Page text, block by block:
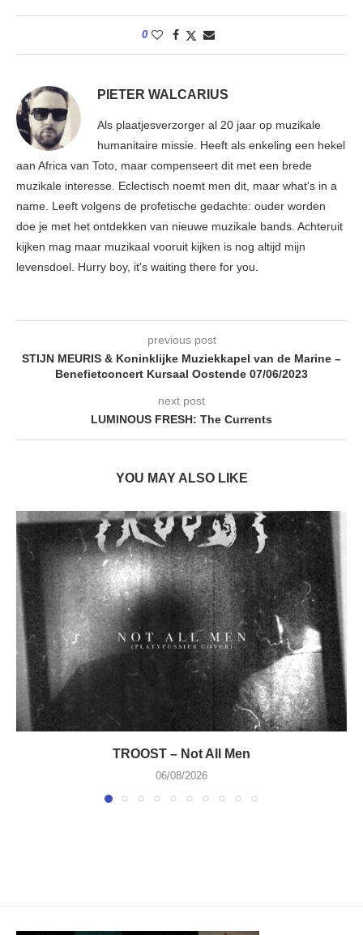
0
PIETER WALCARIUS
Als plaatjesverzorger al 20 jaar op muzikale
humanitaire missie. Heeft als enkeling een hekel
aan Africa van Toto, maar compenseert dit met een brede
muzikale interesse. Eclectisch noemt men dit, maar what's in a
name. Leeft volgens de profetische gedachte: ouder worden
doe je met het ontdekken van nieuwe muzikale bands. Achteruit
kijken mag maar muzikaal vooruit kijken is nog altijd mijn
levensdoel. Hurry boy, it's waiting there for you.
previous post
STIJN MEURIS & Koninklijke Muziekkapel van de Marine –
Benefietconcert Kursaal Oostende 07/06/2023
next post
LUMINOUS FRESH: The Currents
YOU MAY ALSO LIKE
TROOST – Not All Men
06/08/2026